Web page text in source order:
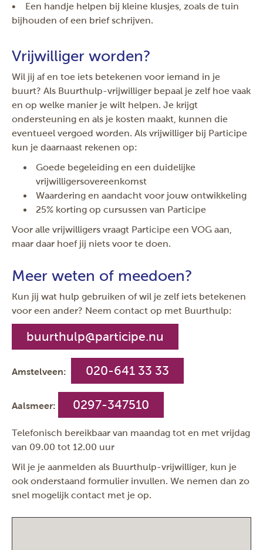
• Een handje helpen bij kleine klusjes, zoals de tuin
bijhouden of een brief schrijven.
Vrijwilliger worden?
Wil jij af en toe iets betekenen voor iemand in je
buurt? Als Buurthulp-vrijwilliger bepaal je zelf hoe vaak
en op welke manier je wilt helpen. Je krijgt
ondersteuning en als je kosten maakt, kunnen die
eventueel vergoed worden. Als vrijwilliger bij Participe
kun je daarnaast rekenen op:
Goede begeleiding en een duidelijke
vrijwilligersovereenkomst
Waardering en aandacht voor jouw ontwikkeling
25% korting op cursussen van Participe
Voor alle vrijwilligers vraagt Participe een VOG aan,
maar daar hoef jij niets voor te doen.
Meer weten of meedoen?
Kun jij wat hulp gebruiken of wil je zelf iets betekenen
voor een ander? Neem contact op met Buurthulp:
buurthulp@participe.nu
Amstelveen: 020-641 33 33
Aalsmeer: 0297-347510
Telefonisch bereikbaar van maandag tot en met vrijdag
van 09.00 tot 12.00 uur
Wil je je aanmelden als Buurthulp-vrijwilliger, kun je
ook onderstaand formulier invullen. We nemen dan zo
snel mogelijk contact met je op.